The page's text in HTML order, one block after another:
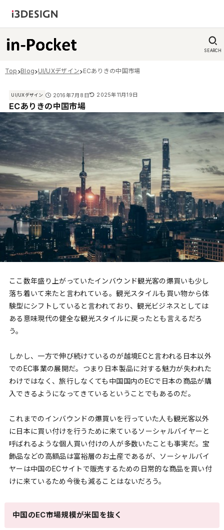
SEARCH
Top Blog UI/UXデザイン ECありきの中国市場
UI/UXデザイン 2016年7月8日 2025年11月19日
ECありきの中国市場
ここ数年盛り上がっていたインバウンド観光客の爆買いも少し
落ち着いて来たと言われている。観光スタイルも買い物から体
験型にシフトしていると言われており、観光ビジネスとしては
ある意味現代の健全な観光スタイルに戻ったとも言えるだろ
う。
しかし、一方で伸び続けているのが越境ECと言われる日本以外
でのEC事業の展開だ。つまり日本製品に対する魅力が失われた
わけではなく、旅行しなくても中国国内のECで日本の商品が購
入できるようになってきているということでもあるのだ。
これまでのインバウンドの爆買いを行っていた人も観光客以外
に日本に買い付けを行うために来ているソーシャルバイヤーと
呼ばれるような個人買い付けの人が多数いたことも事実だ。宝
飾品などの高額品は富裕層のお土産であるが、ソーシャルバイ
ヤーは中国のECサイトで販売するための日常的な商品を買い付
けに来ているため今後も減ることはないだろう。
中国のEC市場規模が米国を抜く